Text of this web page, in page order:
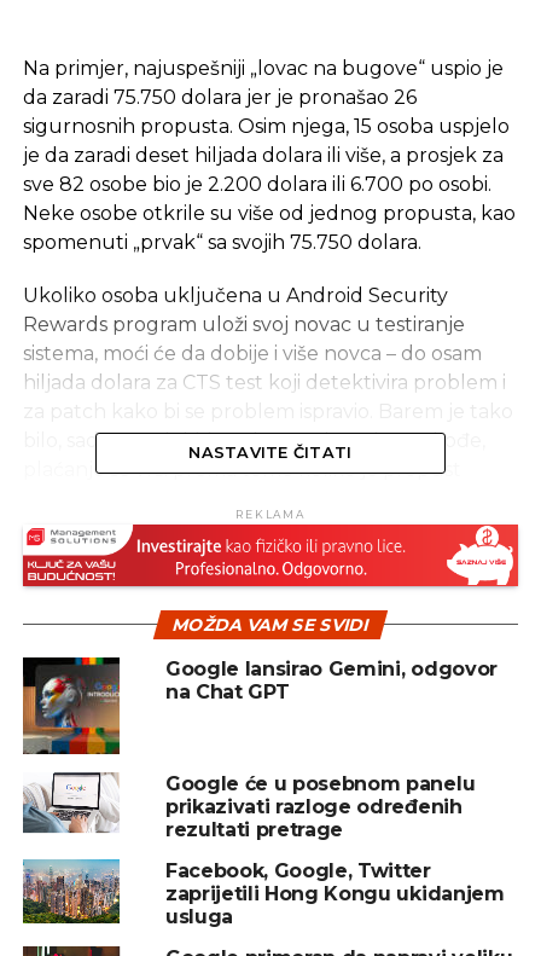
Na primjer, najuspešniji „lovac na bugove“ uspio je
da zaradi 75.750 dolara jer je pronašao 26
sigurnosnih propusta. Osim njega, 15 osoba uspjelo
je da zaradi deset hiljada dolara ili više, a prosjek za
sve 82 osobe bio je 2.200 dolara ili 6.700 po osobi.
Neke osobe otkrile su više od jednog propusta, kao
spomenuti „prvak“ sa svojih 75.750 dolara.
Ukoliko osoba uključena u Android Security
Rewards program uloži svoj novac u testiranje
sistema, moći će da dobije i više novca – do osam
hiljada dolara za CTS test koji detektivira problem i
bilo, sad će se dobiti 33 do 50 odsto više. Takođe,
plaćanje se vrši prema tome koliko je propust
Oni koji nađu način da komprimituju uređaj kroz
aplikaciju ili pronađu rješenje za kritičan problem
na način da se ne koriste Androidovim ugrađenim
sigurnosnim opcijama mogli su do sada da dobiju
od deset do 20 hiljada dolara.
Jasno je, nema tu ništa gratis, ko nađe problem,
mora da zna i kako da ga riješi, piše ICT Business.
Izvor: B92
REKLAMA
NASTAVITE ČITATI
REKLAMA
MOŽDA VAM SE SVIDI
Google lansirao Gemini, odgovor
na Chat GPT
Google će u posebnom panelu
prikazivati razloge određenih
rezultati pretrage
Facebook, Google, Twitter
zaprijetili Hong Kongu ukidanjem
usluga